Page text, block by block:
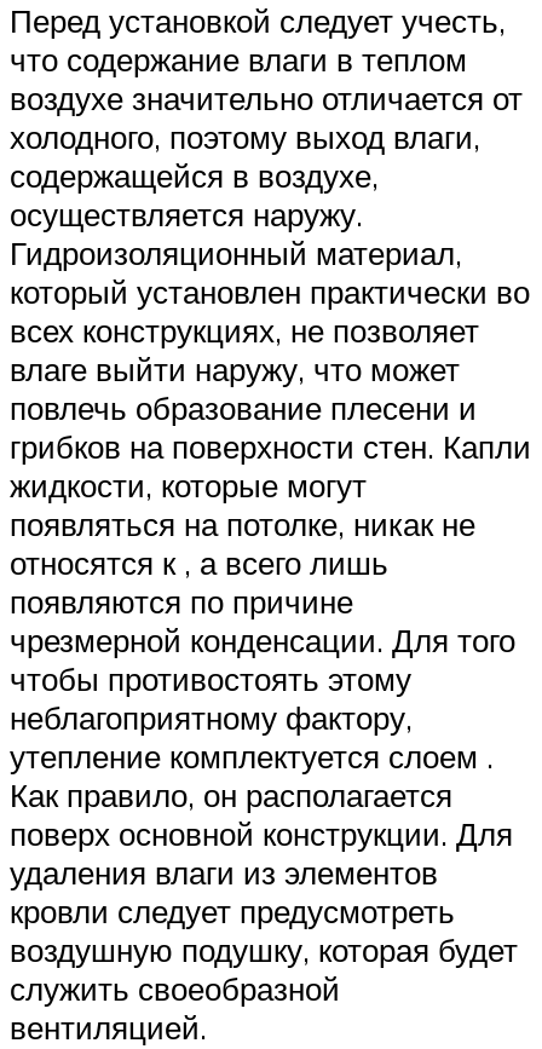
Перед установкой следует учесть,
что содержание влаги в теплом
воздухе значительно отличается от
холодного, поэтому выход влаги,
содержащейся в воздухе,
осуществляется наружу.
Гидроизоляционный материал,
который установлен практически во
всех конструкциях, не позволяет
влаге выйти наружу, что может
повлечь образование плесени и
грибков на поверхности стен. Капли
жидкости, которые могут
появляться на потолке, никак не
относятся к , а всего лишь
появляются по причине
чрезмерной конденсации. Для того
чтобы противостоять этому
неблагоприятному фактору,
утепление комплектуется слоем .
Как правило, он располагается
поверх основной конструкции. Для
удаления влаги из элементов
кровли следует предусмотреть
воздушную подушку, которая будет
служить своеобразной
вентиляцией.